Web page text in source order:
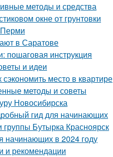
методы и средства
окне от грунтовки
в Саратове
пошаговая инструкция
и идеи
место в квартире
методы и советы
Новосибирска
гид для начинающих
группы Бутырка Красноярск
начинающих в 2024 году
и рекомендации